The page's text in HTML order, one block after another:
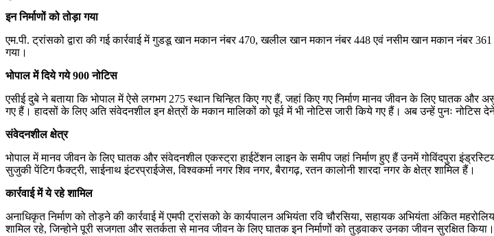
इन निर्माणों को तोड़ा गया
एम.पी. ट्रांसको द्वारा की गई कार्रवाई में गुडडू खान मकान नंबर 470, खलील खान मकान नंबर 448 एवं नसीम खान मकान नंबर
गया।
भोपाल में दिये गये 900 नोटिस
एसीई दुबे ने बताया कि भोपाल में ऐसे लगभग 275 स्थान चिन्हित किए गए हैं, जहां किए गए निर्माण मानव जीवन के लिए घातक और
गए हैं। हादसों के लिए अति संवेदनशील इन क्षेत्रों के मकान मालिकों को पूर्व में भी नोटिस जारी किये गए हैं। अब उन्हें पुनः नोटिस
संवेदनशील क्षेत्र
भोपाल में मानव जीवन के लिए घातक और संवेदनशील एकस्ट्रा हाईटेंशन लाइन के समीप जहां निर्माण हुए हैं उनमें गोविंदपुरा
सुजुकी पेंटिग फैक्ट्री, साईनाथ इंटरप्राईजेस, विश्वकर्मा नगर शिव नगर, बैरागढ़, रतन कालोनी शारदा नगर के क्षेत्र शामिल हैं।
कार्रवाई में ये रहे शामिल
अनाधिकृत निर्माण को तोड़ने की कार्रवाई में एमपी ट्रांसको के कार्यपालन अभियंता रवि चौरसिया, सहायक अभियंता अंकित
शामिल रहे, जिन्होने पूरी सजगता और सतर्कता से मानव जीवन के लिए घातक इन निर्माणों को तुड़वाकर उनका जीवन सुरक्षित किया।